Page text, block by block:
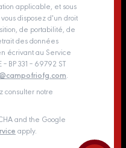
applicable, et sous
disposez d'un droit
de portabilité, de
des données
écrivant au Service
BP 331 – 69792 ST
consulter notre
and the Google
apply.